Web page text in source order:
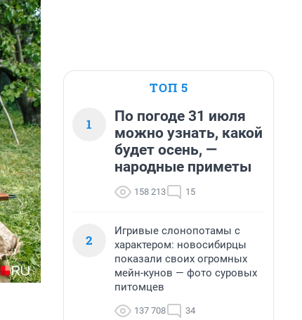
ТОП 5
1
По погоде 31 июля
можно узнать, какой
будет осень, —
народные приметы
158 213 15
2
Игривые слонопотамы с
характером: новосибирцы
показали своих огромных
мейн-кунов — фото суровых
питомцев
137 708 34